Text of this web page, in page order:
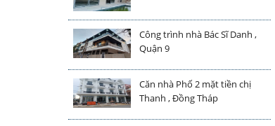
Công trình nhà Bác Sĩ Danh ,
Quận 9
Căn nhà Phố 2 mặt tiền chị
Thanh , Đồng Tháp